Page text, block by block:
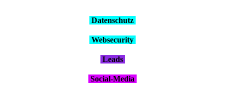
Daten­schutz
Web­se­cu­ri­ty
Leads
Social-Media